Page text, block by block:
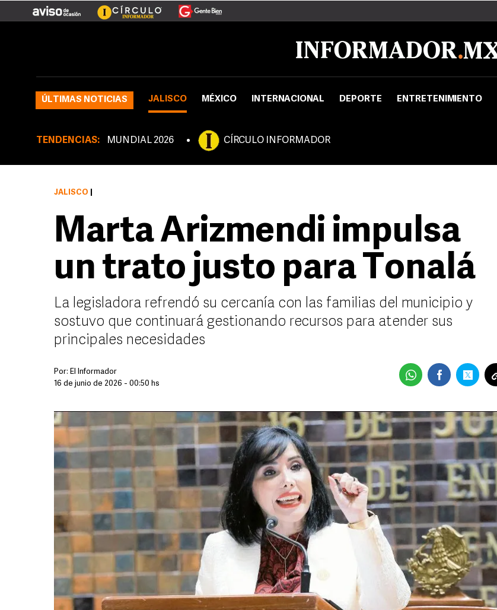
ÚLTIMAS NOTICIAS JALISCO MÉXICO INTERNACIONAL DEPORTE ENTRETENIMIENTO
TENDENCIAS: MUNDIAL 2026 CÍRCULO INFORMADOR
JALISCO
Marta Arizmendi impulsa
un trato justo para Tonalá
La legisladora refrendó su cercanía con las familias del municipio y
sostuvo que continuará gestionando recursos para atender sus
principales necesidades
Por: El Informador
16 de junio de 2026 - 00:50 hs